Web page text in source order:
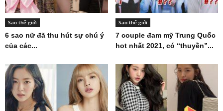
Sao thế giới
6 sao nữ đã thu hút sự chú ý
của các...
Sao thế giới
7 couple đam mỹ Trung Quốc
hot nhất 2021, có “thuyền”...